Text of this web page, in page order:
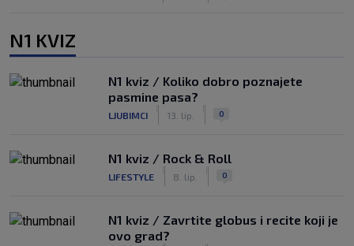
N1 KVIZ
N1 kviz / Koliko dobro poznajete
pasmine pasa?
LJUBIMCI 13. lip. 0
N1 kviz / Rock & Roll
LIFESTYLE 8. lip. 0
N1 kviz / Zavrtite globus i recite koji je
ovo grad?